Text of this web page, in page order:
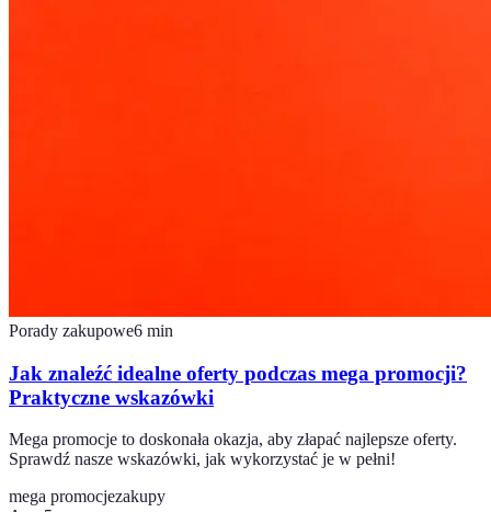
Porady zakupowe6 min
Jak znaleźć idealne oferty podczas mega promocji?
Praktyczne wskazówki
Mega promocje to doskonała okazja, aby złapać najlepsze oferty.
Sprawdź nasze wskazówki, jak wykorzystać je w pełni!
mega promocjezakupy